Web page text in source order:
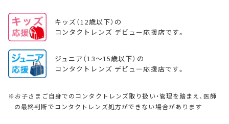
キッズ（12歳以下）の
コンタクトレンズ デビュー応援店です。
ジュニア（13～15歳以下）の
コンタクトレンズ デビュー応援店です。
※お子さまご自身でのコンタクトレンズ取り扱い・管理を踏まえ、医師
の最終判断でコンタクトレンズ処方ができない場合があります